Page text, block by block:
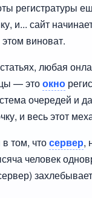
регистратуры
и... сайт
виноват.
любая
— этоокно
очередей и
и весь этот
том, чтосервер,
человек